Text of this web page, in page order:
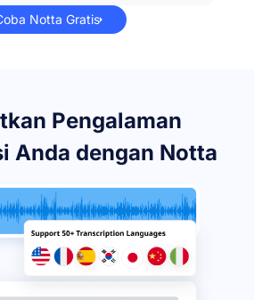
Notta Gratis
Pengalaman
Anda dengan Notta